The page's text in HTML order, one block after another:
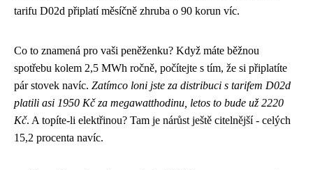
tarifu D02d připlatí měsíčně zhruba o 90 korun víc.
Co to znamená pro vaši peněženku? Když máte běžnou
spotřebu kolem 2,5 MWh ročně, počítejte s tím, že si připlatíte
pár stovek navíc. Zatímco loni jste za distribuci s tarifem D02d
platili asi 1950 Kč za megawatthodinu, letos to bude už 2220
Kč. A topíte-li elektřinou? Tam je nárůst ještě citelnější - celých
15,2 procenta navíc.